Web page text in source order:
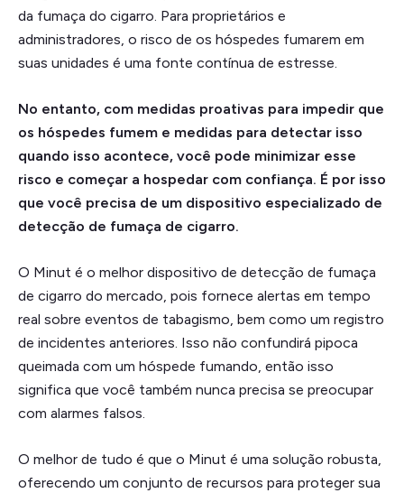
da fumaça do cigarro. Para proprietários e
administradores, o risco de os hóspedes fumarem em
suas unidades é uma fonte contínua de estresse.
No entanto, com medidas proativas para impedir que
os hóspedes fumem e medidas para detectar isso
quando isso acontece, você pode minimizar esse
risco e começar a hospedar com confiança. É por isso
que você precisa de um dispositivo especializado de
detecção de fumaça de cigarro.
O Minut é o melhor dispositivo de detecção de fumaça
de cigarro do mercado, pois fornece alertas em tempo
real sobre eventos de tabagismo, bem como um registro
de incidentes anteriores. Isso não confundirá pipoca
queimada com um hóspede fumando, então isso
significa que você também nunca precisa se preocupar
com alarmes falsos.
O melhor de tudo é que o Minut é uma solução robusta,
oferecendo um conjunto de recursos para proteger sua